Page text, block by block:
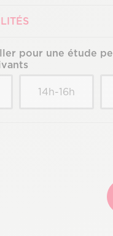
pour une étude
14h-16h